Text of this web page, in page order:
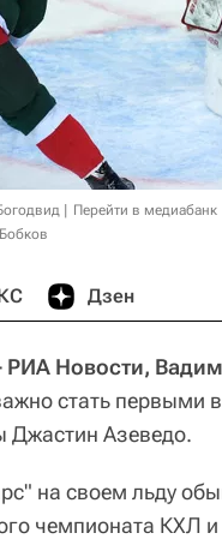
Перейти в медиабанк
Дзен
Новости,
стать первыми
Азеведо.
на своем льду
чемпионата КХЛ